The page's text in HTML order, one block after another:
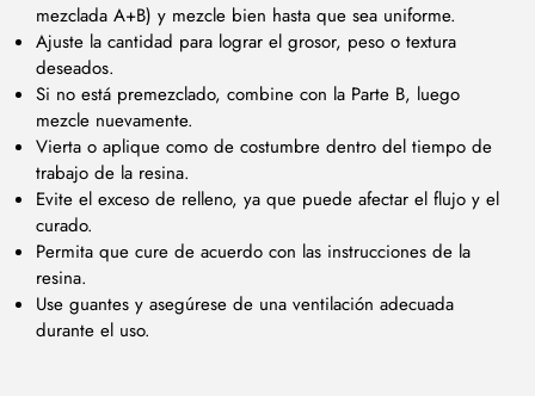
mezclada A+B) y mezcle bien hasta que sea uniforme.
Ajuste la cantidad para lograr el grosor, peso o textura
deseados.
Si no está premezclado, combine con la Parte B, luego
mezcle nuevamente.
Vierta o aplique como de costumbre dentro del tiempo de
trabajo de la resina.
Evite el exceso de relleno, ya que puede afectar el flujo y el
curado.
Permita que cure de acuerdo con las instrucciones de la
resina.
Use guantes y asegúrese de una ventilación adecuada
durante el uso.